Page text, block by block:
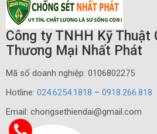
Công ty TNHH Kỹ Thuật
Thương Mại Nhất Phát
Mã số doanh nghiệp: 0106802275
Hotline: 024.6254.1818 – 0918.266.818
Email: chongsethiendai@gmail.com